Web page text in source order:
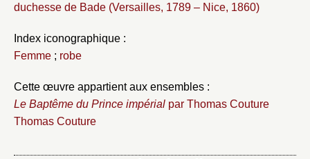
duchesse de Bade (Versailles, 1789 – Nice, 1860)
Index iconographique :
Femme ; robe
Cette œuvre appartient aux ensembles :
Le Baptême du Prince impérial par Thomas Couture
Thomas Couture